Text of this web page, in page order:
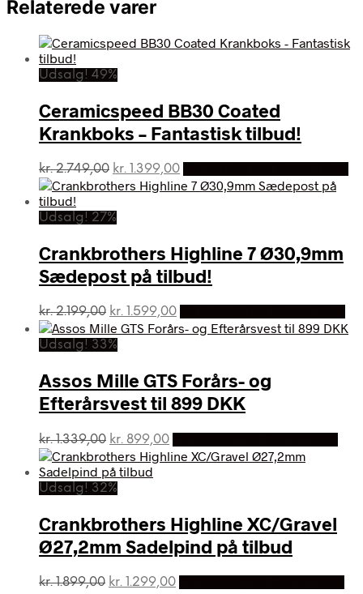
Relaterede varer
Udsalg! 49%
Ceramicspeed BB30 Coated
Krankboks – Fantastisk tilbud!
kr.2.749,00 Den
oprindelige
var:
kr. 1.399,00Den
aktuelle
Udsalg! 27%
Crankbrothers Highline 7 Ø30,9mm
Sædepost på tilbud!
kr.2.199,00 Den
oprindelige
pris
kr. 2.199,00.
kr. 1.599,00Den
aktuelle
kr. 1.599,00.
Udsalg! 33%
Assos Mille GTS Forårs- og
Efterårsvest til 899 DKK
kr.1.339,00 Den
oprindelige
pris
var:
kr. 899,00Den
aktuelle
Udsalg! 32%
Crankbrothers Highline XC/Gravel
Ø27,2mm Sadelpind på tilbud
kr.1.899,00 Den
kr. 1.299,00Den